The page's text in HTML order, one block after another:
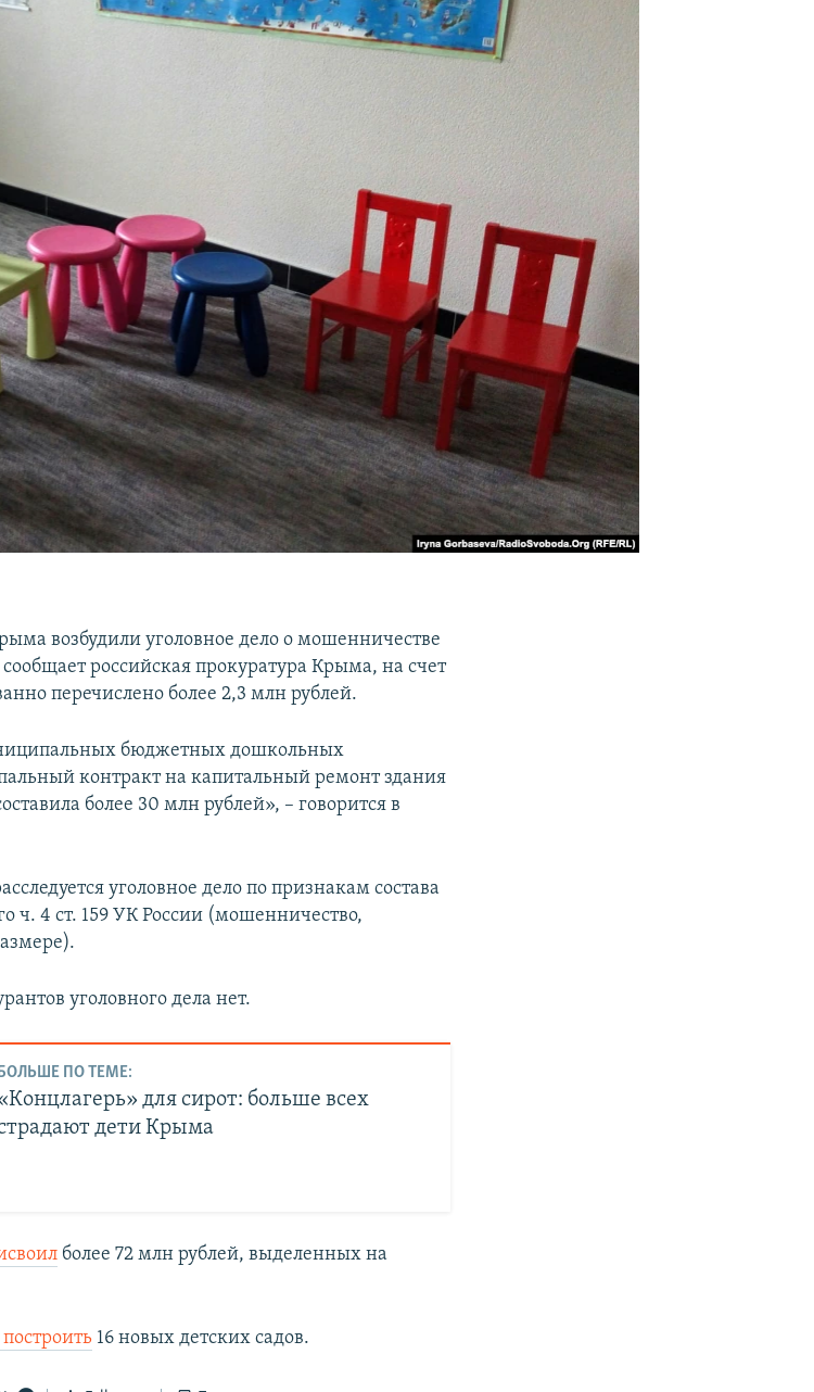
возбудили уголовное дело о мошенничестве
российская прокуратура Крыма, на счет
перечислено более 2,3 млн рублей.
бюджетных дошкольных
контракт на капитальный ремонт здания
более 30 млн рублей», – говорится в
уголовное дело по признакам состава
ч. 4 ст. 159 УК России (мошенничество,
уголовного дела нет.
ПО ТЕМЕ:
для сирот: больше всех
дети Крыма
более 72 млн рублей, выделенных на
16 новых детских садов.